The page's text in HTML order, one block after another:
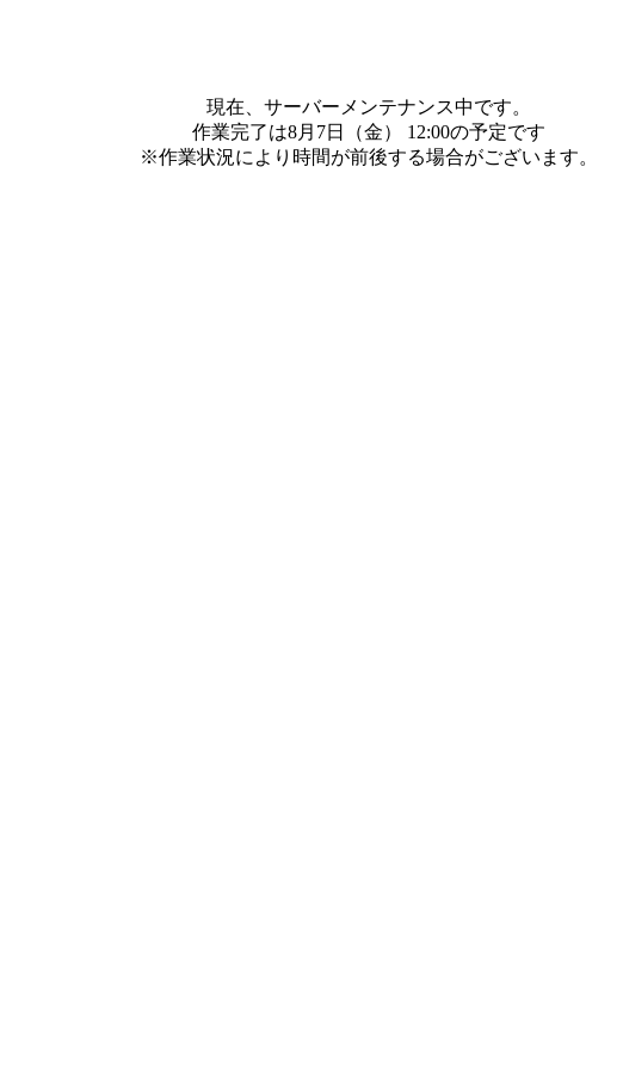
現在、サーバーメンテナンス中です。
作業完了は8月7日（金） 12:00の予定です
※作業状況により時間が前後する場合がございます。